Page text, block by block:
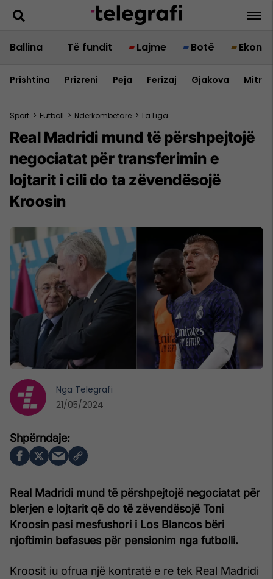
Ballina Të fundit Lajme Botë
Prishtina Prizreni Peja Ferizaj Gjakova
Sport > Futboll > Ndërkombëtare > La Liga
Real Madridi mund të përshpejtojë
negociatat për transferimin e
lojtarit i cili do ta zëvendësojë
Kroosin
Real Madridi mund të përshpejtojë negociatat për
blerjen e lojtarit që do të zëvendësojë Toni
Kroosin pasi mesfushori i Los Blancos bëri
njoftimin befasues për pensionim nga futbolli.
Kroosit iu ofrua një kontratë e re tek Real Madridi
Nga Telegrafi
21/05/2024